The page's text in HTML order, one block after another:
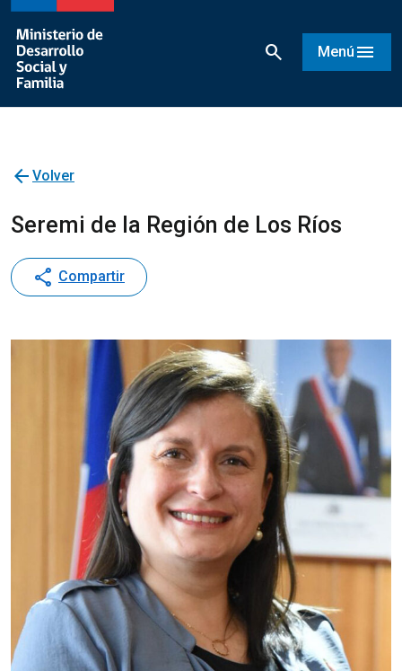
search Menú menu
arrow_back Volver
Seremi de la Región de Los Ríos
share Compartir